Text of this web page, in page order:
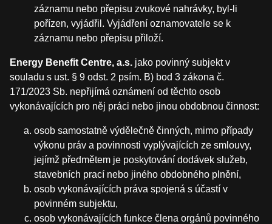
záznamu nebo přepisu zvukové nahrávky, byl-li
pořízen, vyjádřil. Vyjádření oznamovatele se k
záznamu nebo přepisu přiloží.
Energy Benefit Centre, a.s. jako povinný subjekt v
souladu s ust. § 9 odst. 2 psím. B) bod 3 zákona č.
171/2023 Sb. nepřijímá oznámení od těchto osob
vykonávajících pro něj práci nebo jinou obdobnou činnost:
osob samostatně výdělečně činných, mimo případy
výkonu práv a povinnosti vyplývajících ze smlouvy,
jejímž předmětem je poskytování dodávek služeb,
stavebních prací nebo jiného obdobného plnění,
osob vykonávajících práva spojená s účastí v
povinném subjektu,
osob vykonávajících funkce člena orgánů povinného